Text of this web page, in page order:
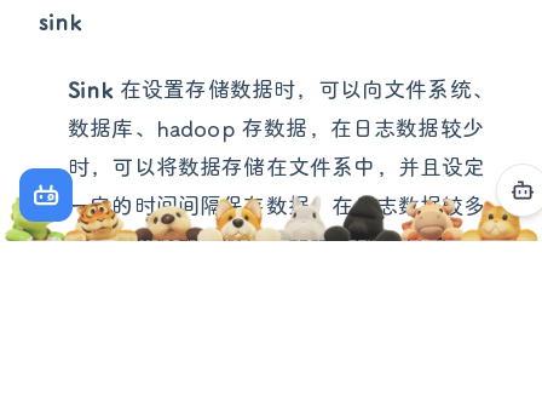
sink
Sink 在设置存储数据时，可以向文件系统、
数据库、hadoop 存数据，在日志数据较少
时，可以将数据存储在文件系中，并且设定
一定的时间间隔保存数据。在日志数据较多
时，可以将相应的日志数据存储到 Hadoop